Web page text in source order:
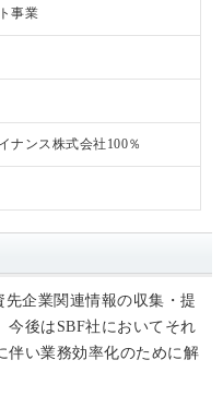
事業
ナンス株式会社100％
先企業関連情報の収集・提
今後はSBF社においてそれ
伴い業務効率化のために解